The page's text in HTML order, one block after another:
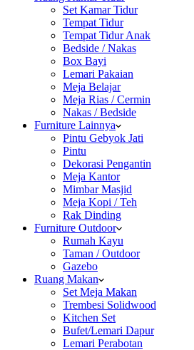
Set Kamar Tidur
Tempat Tidur
Tempat Tidur Anak
Bedside / Nakas
Box Bayi
Lemari Pakaian
Meja Belajar
Meja Rias / Cermin
Nakas / Bedside
Furniture Lainnya
Pintu Gebyok Jati
Pintu
Dekorasi Pengantin
Meja Kantor
Mimbar Masjid
Meja Kopi / Teh
Rak Dinding
Furniture Outdoor
Rumah Kayu
Taman / Outdoor
Gazebo
Ruang Makan
Set Meja Makan
Trembesi Solidwood
Kitchen Set
Bufet/Lemari Dapur
Lemari Perabotan